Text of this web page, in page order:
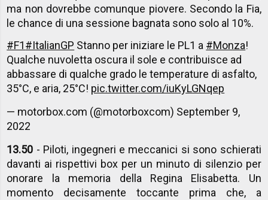
ma non dovrebbe comunque piovere. Secondo la Fia,
le chance di una sessione bagnata sono solo al 10%.
#F1#ItalianGP Stanno per iniziare le PL1 a #Monza!
Qualche nuvoletta oscura il sole e contribuisce ad
abbassare di qualche grado le temperature di asfalto,
35°C, e aria, 25°C! pic.twitter.com/iuKyLGNqep
— motorbox.com (@motorboxcom) September 9,
2022
13.50 - Piloti, ingegneri e meccanici si sono schierati
davanti ai rispettivi box per un minuto di silenzio per
onorare la memoria della Regina Elisabetta. Un
momento decisamente toccante prima che, a